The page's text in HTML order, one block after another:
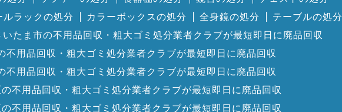
ルラックの処分 カラーボックスの処分 全身鏡の処分
テーブルの処分
いたま市の不用品回収・粗大ゴミ処分業者クラブが最短即日に廃品回収
不用品回収・粗大ゴミ処分業者クラブが最短即日に廃品回収
不用品回収・粗大ゴミ処分業者クラブが最短即日に廃品回収
不用品回収・粗大ゴミ処分業者クラブが最短即日に廃品回収
不用品回収・粗大ゴミ処分業者クラブが最短即日に廃品回収